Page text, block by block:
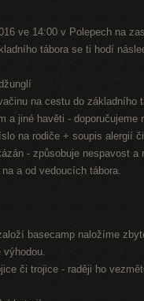
ve 14:00 v Polepech na
tábora se ti hodí
na cestu do základního
a jiné havěti - doporučujeme
na rodiče + soupis alergií
- způsobuje nespavost a
a od vedoucích tábora.
basecamp naložíme
či trojice - raději ho